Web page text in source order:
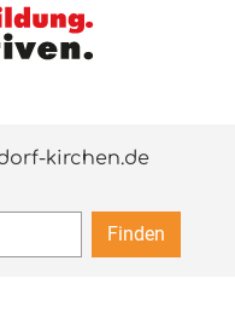
kirchen.de
Finden